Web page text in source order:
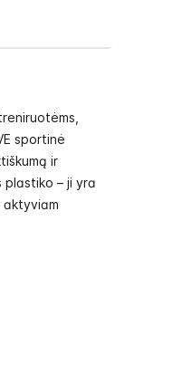
sportinė
ir
plastiko – ji yra
aktyviam